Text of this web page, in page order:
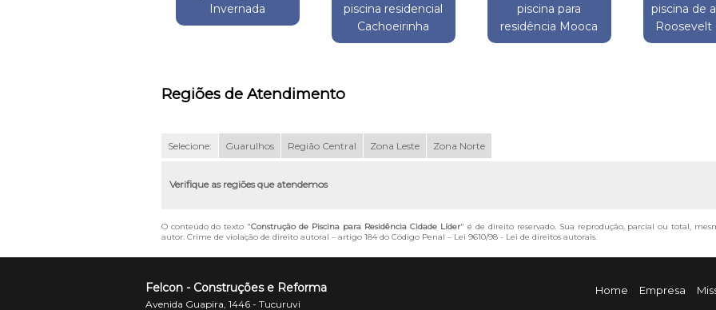
Invernada
piscina residencial
Cachoeirinha
piscina para
residência Mooca
piscina de
Roosevelt
Regiões de Atendimento
Selecione: Guarulhos Região Central Zona Leste Zona Norte
Verifique as regiões que atendemos
O conteúdo do texto "Construção de Piscina para Residência Cidade Líder" é de direito reservado. Sua reprodução, parcial ou total,
autor. Crime de violação de direito autoral – artigo 184 do Código Penal – Lei 9610/98 - Lei de direitos autorais.
Felcon - Construções e Reforma
Avenida Guapira, 1446 - Tucuruvi
Home Empresa